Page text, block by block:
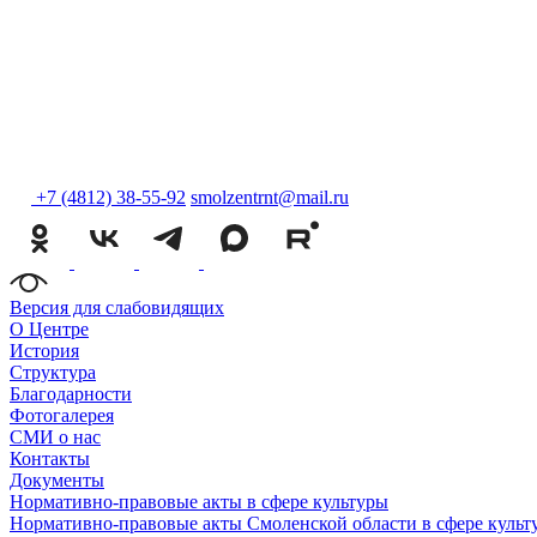
+7 (4812) 38-55-92 smolzentrnt@mail.ru
Версия для слабовидящих
О Центре
История
Структура
Благодарности
Фотогалерея
СМИ о нас
Контакты
Документы
Нормативно-правовые акты в сфере культуры
Нормативно-правовые акты Смоленской области в сфере